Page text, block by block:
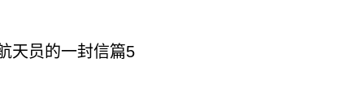
天员的一封信篇5